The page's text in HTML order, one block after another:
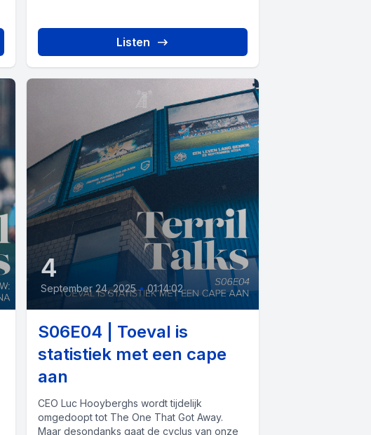
Listen
4
September 24, 2025 • 01:14:02
S06E04 | Toeval is
statistiek met een cape
aan
CEO Luc Hooyberghs wordt tijdelijk
omgedoopt tot The One That Got Away.
Maar desondanks gaat de cyclus van onze